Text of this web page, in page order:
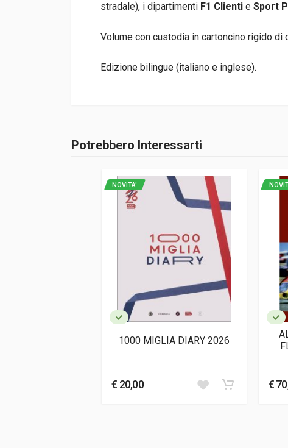
stradale), i dipartimenti F1 Clienti e Sport
Volume con custodia in cartoncino rigido
Edizione bilingue (italiano e inglese).
Ferrari S.p.a.
Lingua del testo Inglese, Italiano
12/2024
23 x 30 x 4,5 cm
Genere o Collana
Accedi o registrati
Potrebbero Interessarti
NOVITA'
1000 MIGLIA DIARY 2026
€ 20,00 €